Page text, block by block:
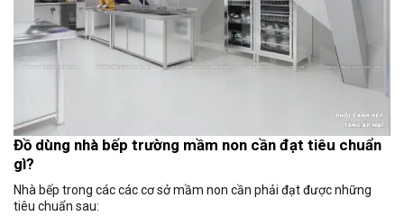
Đồ dùng nhà bếp trường mầm non cần đạt tiêu chuẩn
gì?
Nhà bếp trong các các cơ sở mầm non cần phải đạt được những
tiêu chuẩn sau: